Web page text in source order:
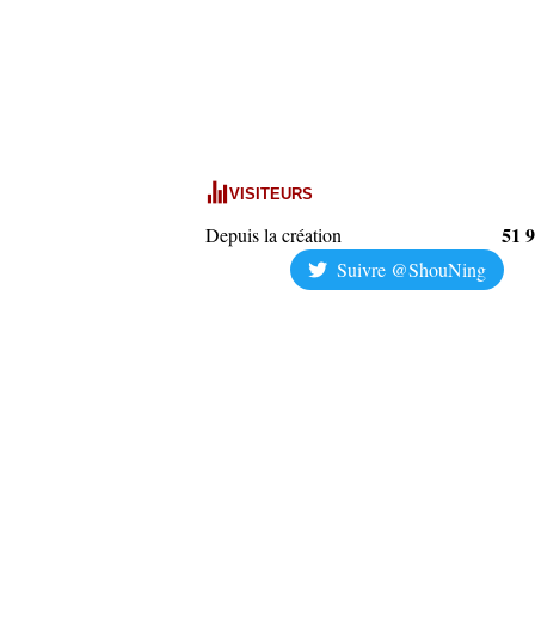
VISITEURS
Depuis la création 51
Suivre @ShouNing